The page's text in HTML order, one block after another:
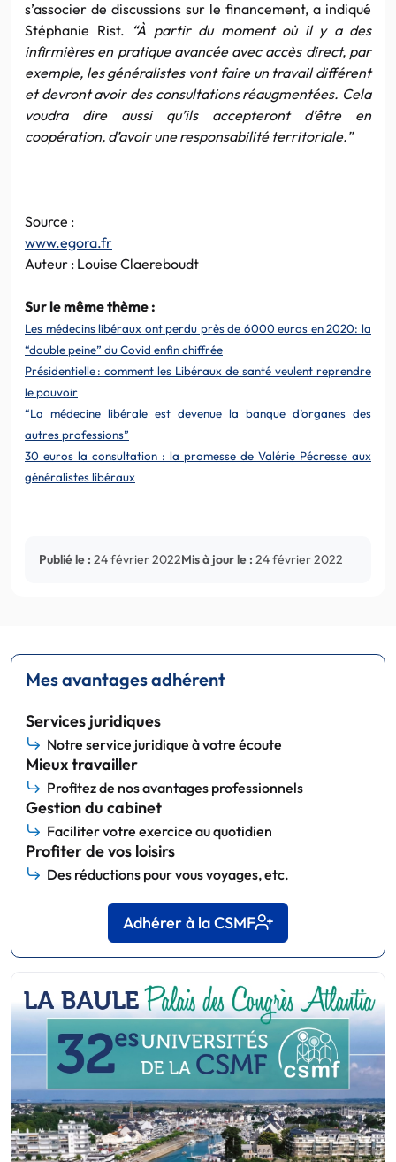
s’associer de discussions sur le financement, a indiqué
Stéphanie Rist. “À partir du moment où il y a des
infirmières en pratique avancée avec accès direct, par
exemple, les généralistes vont faire un travail différent
et devront avoir des consultations réaugmentées. Cela
voudra dire aussi qu’ils accepteront d’être en
coopération, d’avoir une responsabilité territoriale.”
Source :
www.egora.fr
Auteur : Louise Claereboudt
Sur le même thème :
Les médecins libéraux ont perdu près de 6000 euros en 2020: la
“double peine” du Covid enfin chiffrée
Présidentielle : comment les Libéraux de santé veulent reprendre
le pouvoir
“La médecine libérale est devenue la banque d’organes des
autres professions”
30 euros la consultation : la promesse de Valérie Pécresse aux
généralistes libéraux
Publié le : 24 février 2022Mis à jour le : 24 février 2022
Mes avantages adhérent
Services juridiques
Notre service juridique à votre écoute
Mieux travailler
Profitez de nos avantages professionnels
Gestion du cabinet
Faciliter votre exercice au quotidien
Profiter de vos loisirs
Des réductions pour vous voyages, etc.
Adhérer à la CSMF